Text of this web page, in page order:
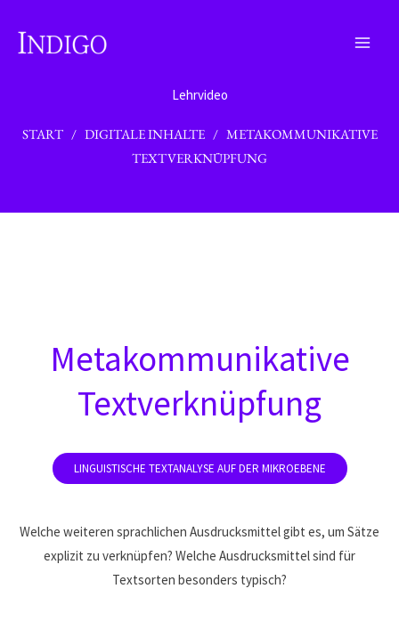
Inhalt
springen
Lehrvideo
START/ DIGITALE INHALTE/ METAKOMMUNIKATIVE
TEXTVERKNÜPFUNG
Metakommunikative
Textverknüpfung
Welche weiteren sprachlichen Ausdrucksmittel gibt es, um Sätze
explizit zu verknüpfen? Welche Ausdrucksmittel sind für
Textsorten besonders typisch?